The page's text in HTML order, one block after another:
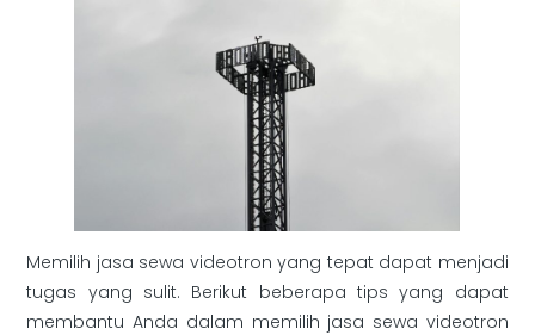
Memilih jasa sewa videotron yang tepat dapat menjadi
tugas yang sulit. Berikut beberapa tips yang dapat
membantu Anda dalam memilih jasa sewa videotron